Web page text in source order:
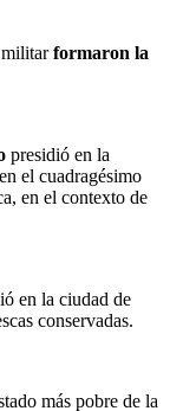
militarformaron la
presidió en la
el cuadragésimo
en el contexto de
en la ciudad de
conservadas.
más pobre de la